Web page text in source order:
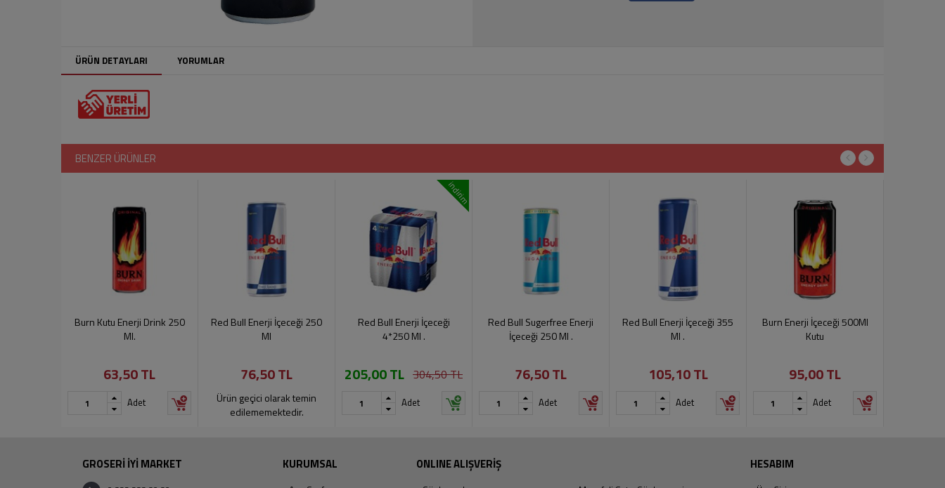
ÜRÜN DETAYLARI YORUMLAR
BENZER ÜRÜNLER
Burn Kutu Enerji Drink 250
Ml.
63,50 TL
Adet
Red Bull Enerji İçeceği 250
Ml
76,50 TL
Ürün geçici olarak temin
edilememektedir.
indirim
Red Bull Enerji İçeceği
4*250 Ml .
205,00 TL 304,50 TL
Adet
Red Bull Sugerfree Enerji
İçeceği 250 Ml .
76,50 TL
Adet
Red Bull Enerji İçeceği 355
Ml .
105,10 TL
Adet
Burn Enerji İçeceği 500Ml
Kutu
95,00 TL
Adet
GROSERİ İYİ MARKET KURUMSAL ONLINE ALIŞVERİŞ HESABIM